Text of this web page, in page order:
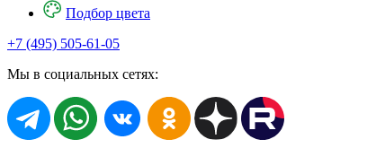
Подбор цвета
+7 (495) 505-61-05
Мы в социальных сетях: